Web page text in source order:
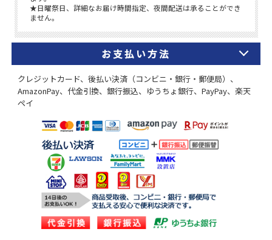
お支払い方法
クレジットカード、後払い決済（コンビニ・銀行・郵便局）、
AmazonPay、代金引換、銀行振込、ゆうちょ銀行、PayPay、楽天
ペイ